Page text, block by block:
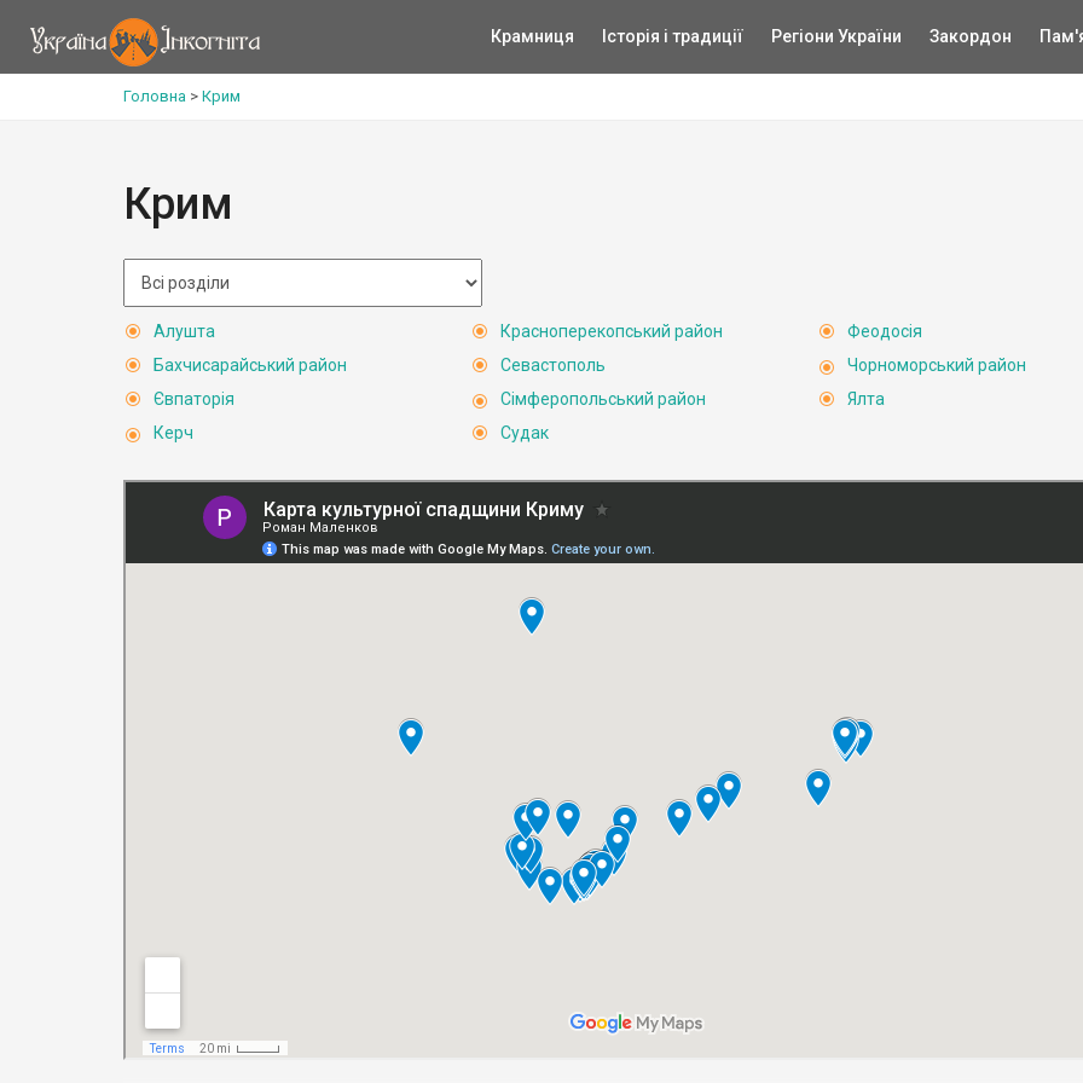
Крамниця Історія і традиції Регіони України Закордон
Головна > Крим
Крим
Алушта
Бахчисарайський район
Євпаторія
Керч
Красноперекопський район
Севастополь
Сімферопольський район
Судак
Феодосія
Чорноморський район
Ялта